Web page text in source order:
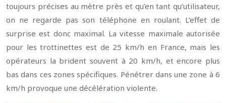
toujours précises au mètre près et qu’en tant qu’utilisateur,
on ne regarde pas son téléphone en roulant. L’effet de
surprise est donc maximal. La vitesse maximale autorisée
pour les trottinettes est de 25 km/h en France, mais les
opérateurs la brident souvent à 20 km/h, et encore plus
bas dans ces zones spécifiques. Pénétrer dans une zone à 6
km/h provoque une décélération violente.